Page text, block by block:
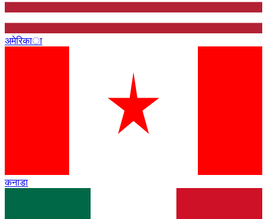
अमेरिका
कनाडा